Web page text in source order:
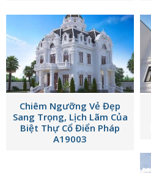
Chiêm Ngưỡng Vẻ Đẹp
Sang Trọng, Lịch Lãm Của
Biệt Thự Cổ Điển Pháp
A19003